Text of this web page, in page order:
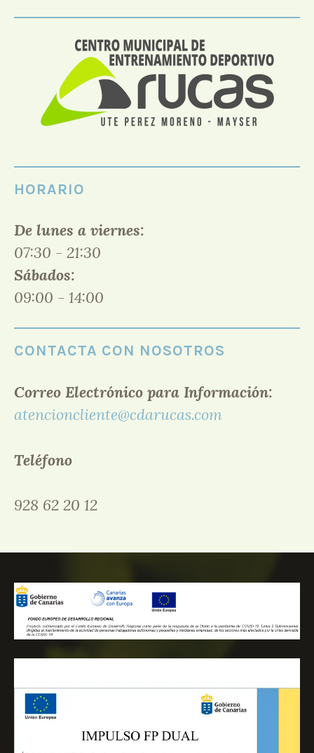
HORARIO
De lunes a viernes:
07:30 - 21:30
Sábados:
09:00 - 14:00
CONTACTA CON NOSOTROS
Correo Electrónico para Información:
atencioncliente@cdarucas.com
Teléfono
928 62 20 12